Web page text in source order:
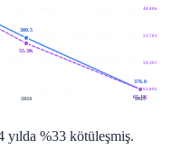
48.006
53.701
59.397
65.092
2024 2025
380.5
376.0
55.3K
65.1K
yılda %33 kötüleşmiş.